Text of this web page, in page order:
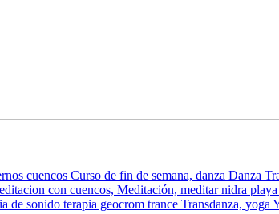
cuencos Curso de fin de semana, danza Danza
con cuencos, Meditación, meditarnidra playa
de sonido terapia geocrom trance Transdanza, yoga